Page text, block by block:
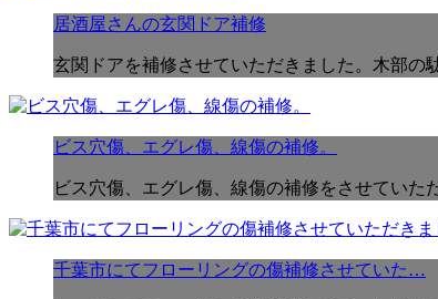
居酒屋さんの玄関ドア補修
玄関ドアを補修させていただきました。木部
ビス穴傷、エグレ傷、線傷の補修。
ビス穴傷、エグレ傷、線傷の補修をさせてい
千葉市にてフローリングの傷補修させていた…